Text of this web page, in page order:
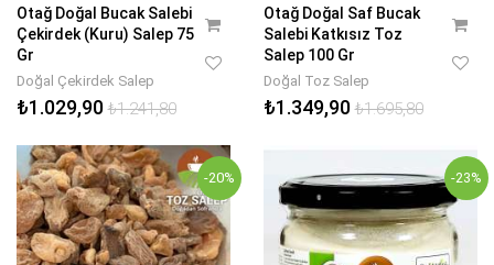
Otağ Doğal Bucak Salebi
Çekirdek (Kuru) Salep 75
Gr
Doğal Çekirdek Salep
₺1.029,90₺1.241,80
Otağ Doğal Saf Bucak
Salebi Katkısız Toz
Salep 100 Gr
Doğal Toz Salep
₺1.349,90₺1.695,80
-20% -23%